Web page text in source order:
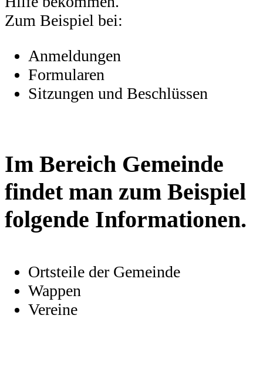
Zum Beispiel bei:
Anmeldungen
Formularen
Sitzungen und Beschlüssen
Im Bereich Gemeinde
findet man zum Beispiel
folgende Informationen.
Ortsteile der Gemeinde
Wappen
Vereine